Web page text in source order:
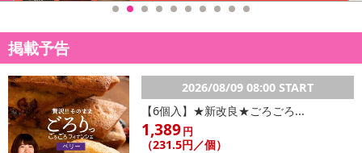
掲載予告
2026/08/09 08:00 START
【6個入】★新改良★ごろごろ...
1,389円
（231.5円／個）